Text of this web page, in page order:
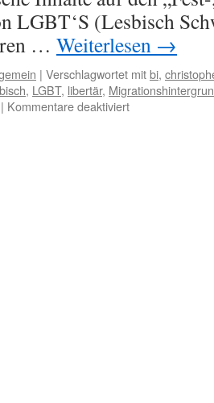
LGBT‘S (Lesbisch
… Weiterlesen →
| Verschlagwortet mitbi,
, LGBT, libertär,
| Kommentare deaktiviertfür